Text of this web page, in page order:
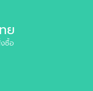
ย
ซื้อ